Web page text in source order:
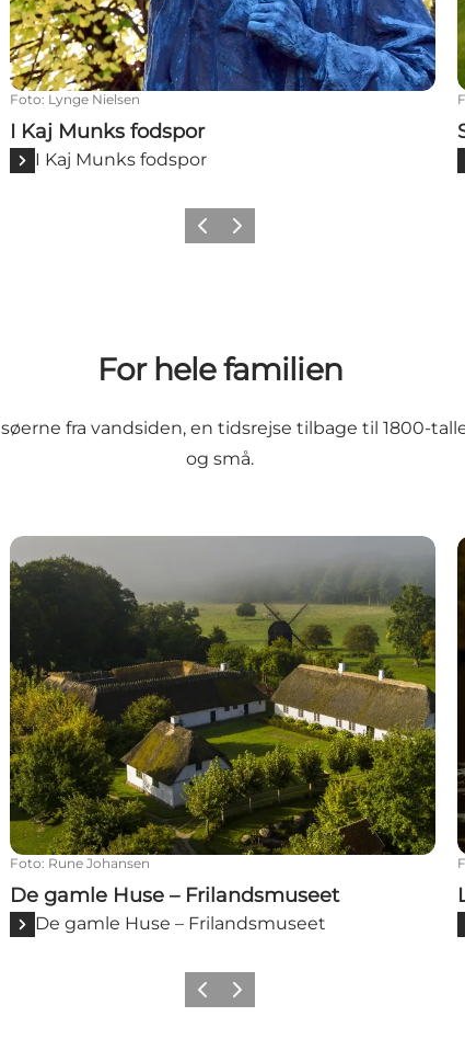
Foto: Lynge Nielsen
I Kaj Munks fodspor
I Kaj Munks fodspor
ForrigeNæste
For hele familien
søerne fra vandsiden, en tidsrejse tilbage til 1800-
og små.
De gamle Huse – Frilandsmuseet
Foto: Rune Johansen
De gamle Huse – Frilandsmuseet
De gamle Huse – Frilandsmuseet
ForrigeNæste